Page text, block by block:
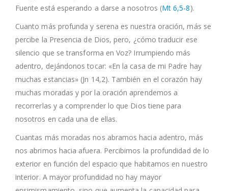
Fuente está esperando a darse a nosotros (Mt 6,5-8).
Cuanto más profunda y serena es nuestra oración, más se
percibe la Presencia de Dios, pero, ¿cómo traducir ese
silencio que se transforma en Voz? Irrumpiendo más
adentro, dejándonos tocar: «En la casa de mi Padre hay
muchas estancias» (Jn 14,2). También en el corazón hay
muchas moradas y por la oración aprendemos a
recorrerlas y a comprender lo que Dios tiene para
nosotros en cada una de ellas.
Cuantas más moradas nos abramos hacia adentro, más
nos abrimos hacia afuera. Percibimos la profundidad de lo
exterior en función del espacio que habitamos en nuestro
interior. A mayor profundidad no hay mayor